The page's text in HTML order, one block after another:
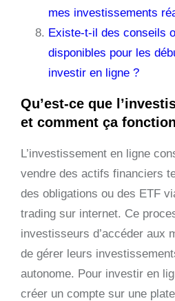
mes investissements
Existe-t-il des conseils
disponibles pour les
investir en ligne ?
Qu’est-ce que
et comment ça
L’investissement en ligne
vendre des actifs financiers
des obligations ou des ETF
trading sur internet. Ce
investisseurs d’accéder aux
de gérer leurs
autonome. Pour investir en
créer un compte sur une